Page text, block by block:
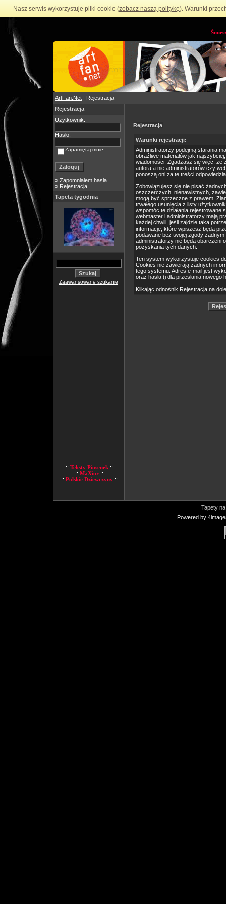
Nasz serwis wykorzystuje pliki cookie (zobacz naszą politykę). Warunki
ArtFan.Net | Rejestracja
Rejestracja
Użytkownik:
Hasło:
Zapamiętaj mnie
»Zapomniałem hasła
» Rejestracja
Tapeta tygodnia
Zaawansowane szukanie
:: Teksty Piosenek ::
:: MaXior ::
:: Polskie Dziewczyny ::
Rejestracja
Warunki rejestracji:
Administratorzy podejmą starania
obraźliwe materiałów jak
wiadomości. Zgadzasz się więc, że
autora a nie administratorów czy
ponoszą oni za te treści
Zobowiązujesz się nie pisać
oszczerczych, nienawistnych,
mogą być sprzeczne z prawem.
trwałego usunięcia z listy
wspomóc te działania
webmaster i administratorzy mają
każdej chwili, jeśli zajdzie taka
informacje, które wpiszesz będą
podawane bez twojej zgody
administratorzy nie będą obarczeni
pozyskania tych danych.
Ten system wykorzystuje cookies
Cookies nie zawierają żadnych
tego systemu. Adres e-mail jest
oraz hasła (i dla przesłania nowego
Klikając odnośnik Rejestracja na
Tapety
Powered by